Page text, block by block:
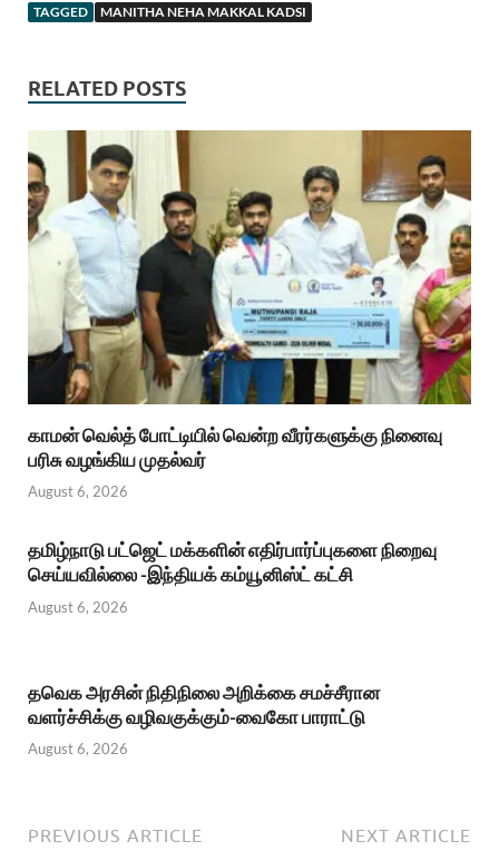
TAGGED MANITHA NEHA MAKKAL KADSI
RELATED POSTS
காமன் வெல்த் போட்டியில் வென்ற வீரர்களுக்கு நினைவு
பரிசு வழங்கிய முதல்வர்
August 6, 2026
தமிழ்நாடு பட்ஜெட் மக்களின் எதிர்பார்ப்புகளை நிறைவு
செய்யவில்லை -இந்தியக் கம்யூனிஸ்ட் கட்சி
August 6, 2026
தவெக அரசின் நிதிநிலை அறிக்கை சமச்சீரான
வளர்ச்சிக்கு வழிவகுக்கும்-வைகோ பாராட்டு
August 6, 2026
PREVIOUS ARTICLE NEXT ARTICLE